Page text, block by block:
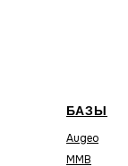
БАЗЫ
Augeo
MMB